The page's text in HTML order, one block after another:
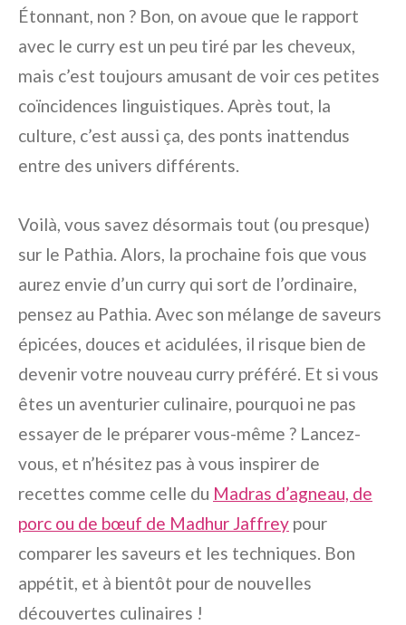
Étonnant, non ? Bon, on avoue que le rapport
avec le curry est un peu tiré par les cheveux,
mais c’est toujours amusant de voir ces petites
coïncidences linguistiques. Après tout, la
culture, c’est aussi ça, des ponts inattendus
entre des univers différents.
Voilà, vous savez désormais tout (ou presque)
sur le Pathia. Alors, la prochaine fois que vous
aurez envie d’un curry qui sort de l’ordinaire,
pensez au Pathia. Avec son mélange de saveurs
épicées, douces et acidulées, il risque bien de
devenir votre nouveau curry préféré. Et si vous
êtes un aventurier culinaire, pourquoi ne pas
essayer de le préparer vous-même ? Lancez-
vous, et n’hésitez pas à vous inspirer de
recettes comme celle du Madras d’agneau, de
porc ou de bœuf de Madhur Jaffrey pour
comparer les saveurs et les techniques. Bon
appétit, et à bientôt pour de nouvelles
découvertes culinaires !